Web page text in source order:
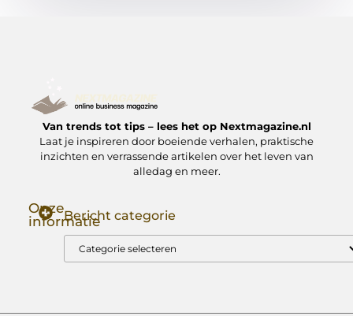
Van trends tot tips – lees het op Nextmagazine.nl
Laat je inspireren door boeiende verhalen, praktische
inzichten en verrassende artikelen over het leven van
alledag en meer.
Onze
informatieBericht categorie